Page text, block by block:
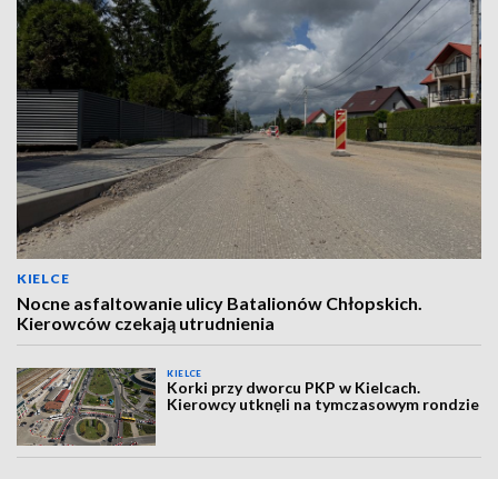
KIELCE
Nocne asfaltowanie ulicy Batalionów Chłopskich.
Kierowców czekają utrudnienia
KIELCE
Korki przy dworcu PKP w Kielcach.
Kierowcy utknęli na tymczasowym rondzie